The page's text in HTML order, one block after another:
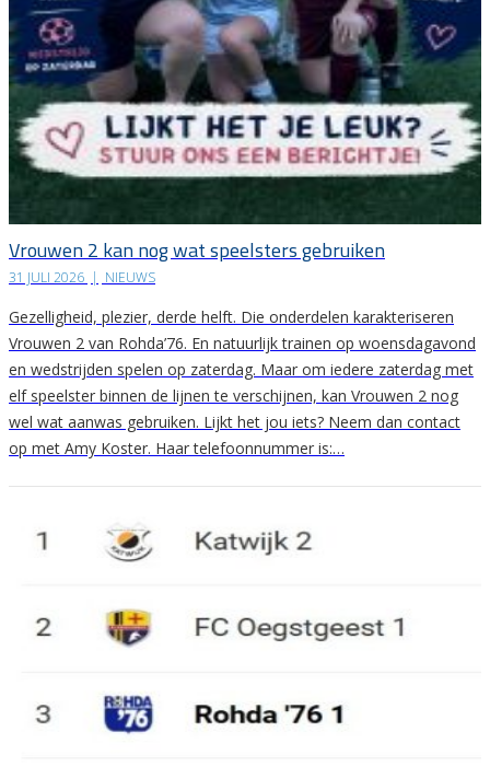
Vrouwen 2 kan nog wat speelsters gebruiken
31 JULI 2026 | NIEUWS
Gezelligheid, plezier, derde helft. Die onderdelen karakteriseren
Vrouwen 2 van Rohda’76. En natuurlijk trainen op woensdagavond
en wedstrijden spelen op zaterdag. Maar om iedere zaterdag met
elf speelster binnen de lijnen te verschijnen, kan Vrouwen 2 nog
wel wat aanwas gebruiken. Lijkt het jou iets? Neem dan contact
op met Amy Koster. Haar telefoonnummer is:…